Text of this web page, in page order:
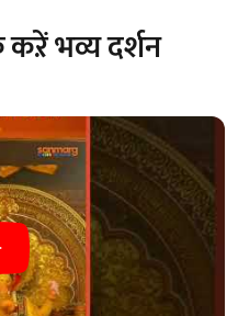
भव्य दर्शन